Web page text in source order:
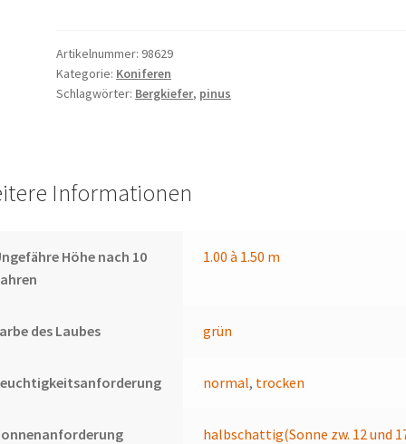
Artikelnummer: 98629
Kategorie: Koniferen
Schlagwörter: Bergkiefer, pinus
Informationen
Höhe nach 10
1.00 à 1.50 m
des Laubes grün
normal, trocken
halbschattig(Sonne zw. 12 und